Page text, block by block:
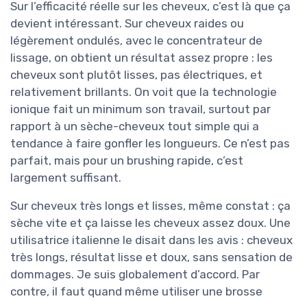
Sur l’efficacité réelle sur les cheveux, c’est là que ça
devient intéressant. Sur cheveux raides ou
légèrement ondulés, avec le concentrateur de
lissage, on obtient un résultat assez propre : les
cheveux sont plutôt lisses, pas électriques, et
relativement brillants. On voit que la technologie
ionique fait un minimum son travail, surtout par
rapport à un sèche-cheveux tout simple qui a
tendance à faire gonfler les longueurs. Ce n’est pas
parfait, mais pour un brushing rapide, c’est
largement suffisant.
Sur cheveux très longs et lisses, même constat : ça
sèche vite et ça laisse les cheveux assez doux. Une
utilisatrice italienne le disait dans les avis : cheveux
très longs, résultat lisse et doux, sans sensation de
dommages. Je suis globalement d’accord. Par
contre, il faut quand même utiliser une brosse